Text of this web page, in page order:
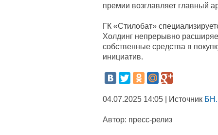
премии возглавляет главный
ГК «Стилобат»
Холдинг непрерывно
собственные средства в
инициатив.
04.07.2025 14:05 | Источник
Автор: пресс-релиз